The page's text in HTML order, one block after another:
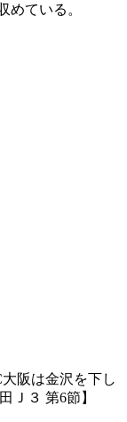
めている。
阪は金沢を下し
Ｊ３ 第6節】